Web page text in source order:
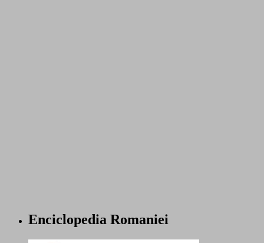
Enciclopedia Romaniei